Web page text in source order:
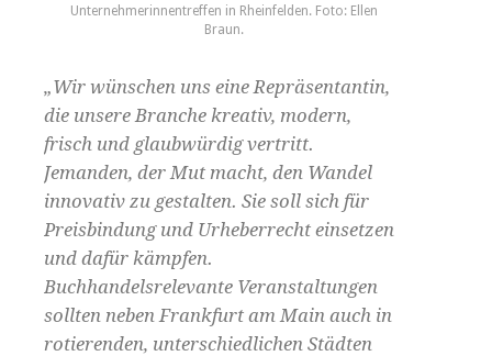
Unternehmerinnentreffen in Rheinfelden. Foto: Ellen
Braun.
„Wir wünschen uns eine Repräsentantin,
die unsere Branche kreativ, modern,
frisch und glaubwürdig vertritt.
Jemanden, der Mut macht, den Wandel
innovativ zu gestalten. Sie soll sich für
Preisbindung und Urheberrecht einsetzen
und dafür kämpfen.
Buchhandelsrelevante Veranstaltungen
sollten neben Frankfurt am Main auch in
rotierenden, unterschiedlichen Städten